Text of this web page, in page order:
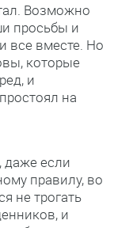
Возможно
просьбы и
все вместе. Но
которые
и
на
если
правилу, во
не трогать
и